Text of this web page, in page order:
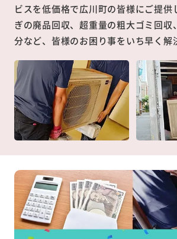
ビスを低価格で広川町の皆様にご提供
ぎの廃品回収、超重量の粗大ゴミ回収
分など、皆様のお困り事をいち早く解